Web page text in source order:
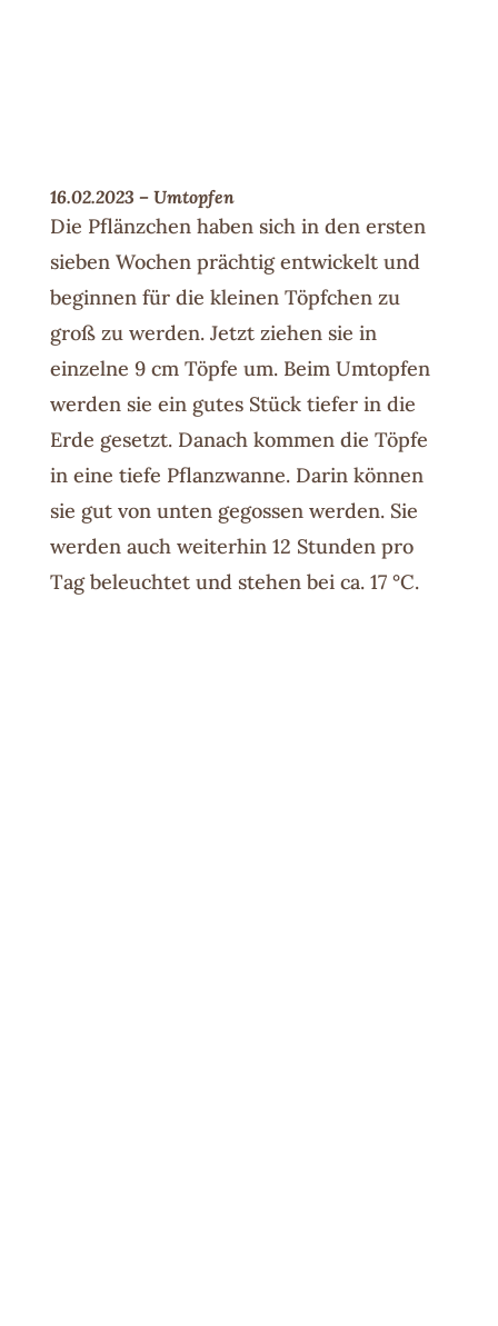
16.02.2023 – Umtopfen
Die Pflänzchen haben sich in den ersten
sieben Wochen prächtig entwickelt und
beginnen für die kleinen Töpfchen zu
groß zu werden. Jetzt ziehen sie in
einzelne 9 cm Töpfe um. Beim Umtopfen
werden sie ein gutes Stück tiefer in die
Erde gesetzt. Danach kommen die Töpfe
in eine tiefe Pflanzwanne. Darin können
sie gut von unten gegossen werden. Sie
werden auch weiterhin 12 Stunden pro
Tag beleuchtet und stehen bei ca. 17 °C.